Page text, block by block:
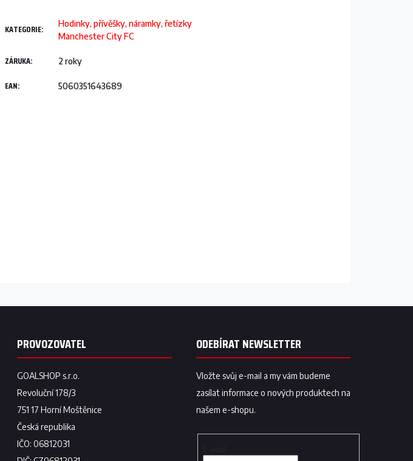
KATEGORIE:
Hodinky, přívěšky, náramky, řetízky
Manchester City FC
ZÁRUKA: 2 roky
EAN: 5060351643689
ODEBÍRAT NEWSLETTER
Vložte svůj e-mail a my vám budeme
zasílat informace o nových produktech na
našem e-shopu.